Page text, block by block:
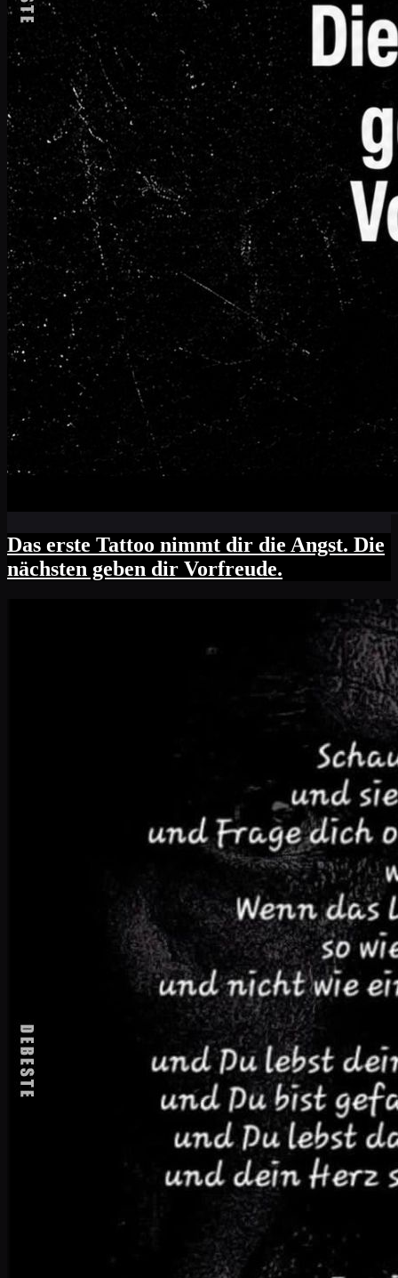
Das erste Tattoo nimmt dir die Angst. Die
nächsten geben dir Vorfreude.